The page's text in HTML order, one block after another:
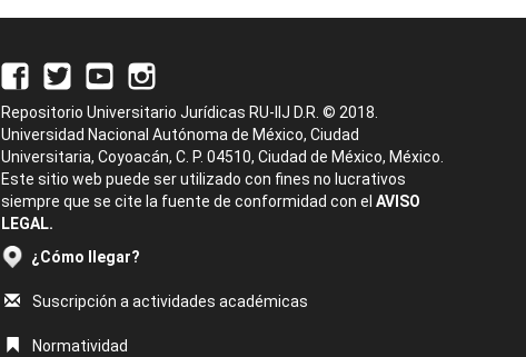
Repositorio Universitario Jurídicas RU-IIJ D.R. © 2018.
Universidad Nacional Autónoma de México, Ciudad
Universitaria, Coyoacán, C. P. 04510, Ciudad de México, México.
Este sitio web puede ser utilizado con fines no lucrativos
siempre que se cite la fuente de conformidad con el AVISO
LEGAL.
¿Cómo llegar?
Suscripción a actividades académicas
Normatividad